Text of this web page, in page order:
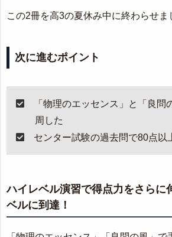
この2冊を高3の夏休み中に終わらせま
次に進むポイント
「物理のエッセンス」と「良問
周した
センター試験の過去問で80点以
ハイレベル演習で得点力をさらに
ベルに到達！